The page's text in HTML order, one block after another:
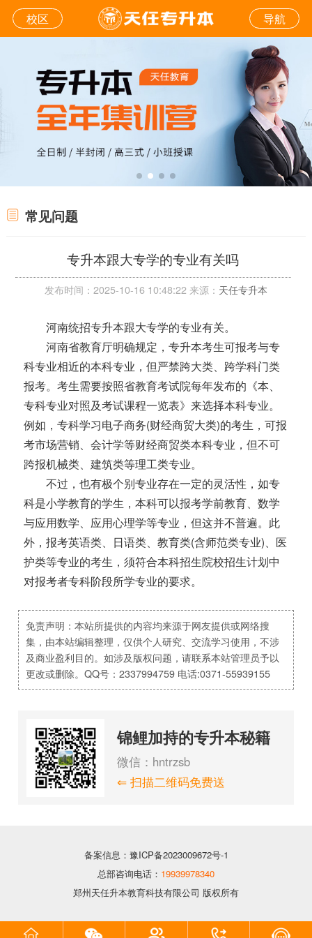
校区 导航
常见问题
专升本跟大专学的专业有关吗
发布时间：2025-10-16 10:48:22 来源： 天任专升本
河南统招专升本跟大专学的专业有关。
河南省教育厅明确规定，专升本考生可报考与专
科专业相近的本科专业，但严禁跨大类、跨学科门类
报考。考生需要按照省教育考试院每年发布的《本、
专科专业对照及考试课程一览表》来选择本科专业。
例如，专科学习电子商务(财经商贸大类)的考生，可报
考市场营销、会计学等财经商贸类本科专业，但不可
跨报机械类、建筑类等理工类专业。
不过，也有极个别专业存在一定的灵活性，如专
科是小学教育的学生，本科可以报考学前教育、数学
与应用数学、应用心理学等专业，但这并不普遍。此
外，报考英语类、日语类、教育类(含师范类专业)、医
护类等专业的考生，须符合本科招生院校招生计划中
对报考者专科阶段所学专业的要求。
免责声明：本站所提供的内容均来源于网友提供或网络搜
集，由本站编辑整理，仅供个人研究、交流学习使用，不涉
及商业盈利目的。如涉及版权问题，请联系本站管理员予以
更改或删除。QQ号：2337994759 电话:0371-55939155
锦鲤加持的专升本秘籍
微信：hntrzsb
⇐ 扫描二维码免费送
备案信息：豫ICP备2023009672号-1
总部咨询电话： 19939978340
郑州天任升本教育科技有限公司 版权所有